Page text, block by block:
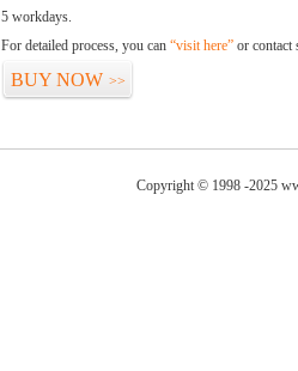
5 workdays.
For detailed process, you can “visit here” or contact
BUY NOW >>
Copyright © 1998 -2025